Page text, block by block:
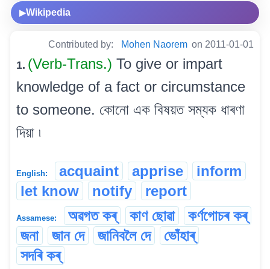
▶Wikipedia
Contributed by: Mohen Naorem on 2011-01-01
1. (Verb-Trans.) To give or impart
knowledge of a fact or circumstance
to someone. কোনো এক বিষয়ত সম্যক ধাৰণা
দিয়া ৷
English: acquaint apprise
inform
let know
notify report
Assamese: অৱগত কৰ্ কাণ ছোৱা
কৰ্ণগোচৰ কৰ্
জনা
জান দে জানিবলৈ দে
ভোঁহাৰ্
সদৰি কৰ্